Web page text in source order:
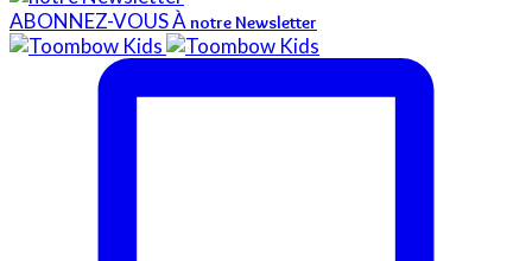
ABONNEZ-VOUS À notre Newsletter